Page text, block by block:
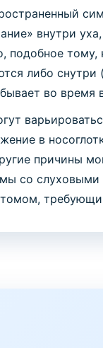
внутри
подобное
либо
во время
в
причины
со